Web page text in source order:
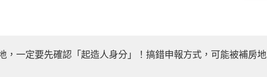
，一定要先確認「起造人身分」！搞錯申報方式，可能被補房地